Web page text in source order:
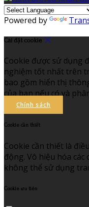
Powered by
Cài đặt cookie
Cookie được sử dụng
nghiệm tốt nhất trên
bao gồm hiển thị
của bạn nếu có và
Chính sách
Cookie cần thiết
Cookie cần thiết là
động. Vô hiệu hóa các
không thể sử dụng
Cookie ưu tiên